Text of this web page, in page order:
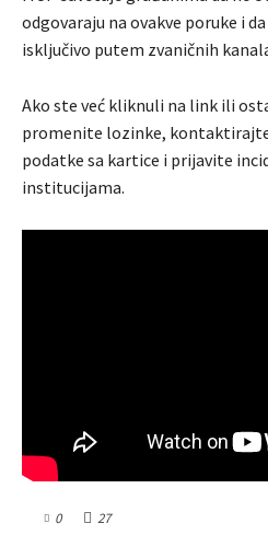
odgovaraju na ovakve poruke i
isključivo putem zvaničnih
Ako ste već kliknuli na link ili
promenite lozinke,
podatke sa kartice i prijavite
institucijama.
0 27